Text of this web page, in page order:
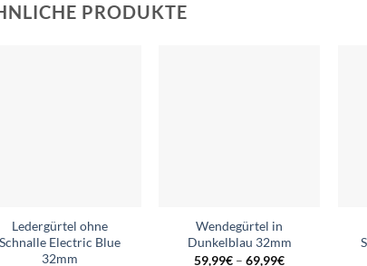
PRODUKTE
Ledergürtel ohne
Schnalle Electric Blue
32mm
Wendegürtel in
Dunkelblau 32mm
59,99€ –69,99€